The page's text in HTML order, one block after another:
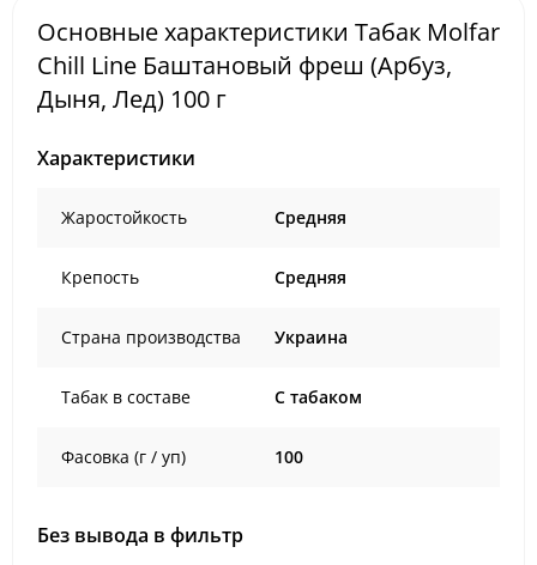
Основные характеристики Табак Molfar
Chill Line Баштановый фреш (Арбуз,
Дыня, Лед) 100 г
Характеристики
Жаростойкость Средняя
Крепость Средняя
Страна производства Украина
Табак в составе C табаком
Фасовка (г / уп) 100
Без вывода в фильтр